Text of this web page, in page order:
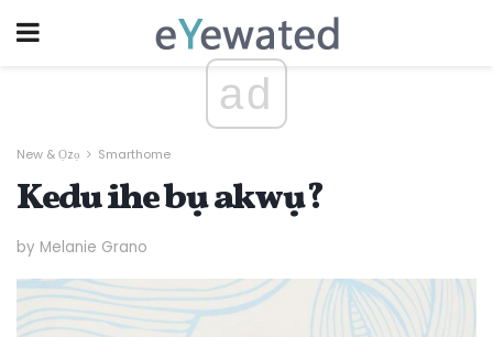
ad
New & Ọzọ Smarthome
Kedu ihe bụ akwụ?
by Melanie Grano